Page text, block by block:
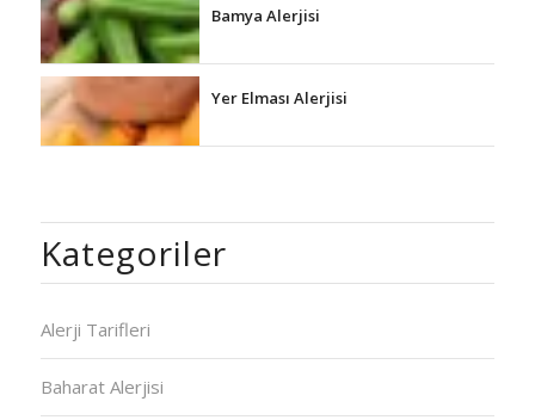
Bamya Alerjisi
Yer Elması Alerjisi
Kategoriler
Alerji Tarifleri
Baharat Alerjisi